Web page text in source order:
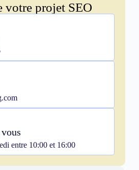
votre projet SEO
entre 10:00 et 16:00